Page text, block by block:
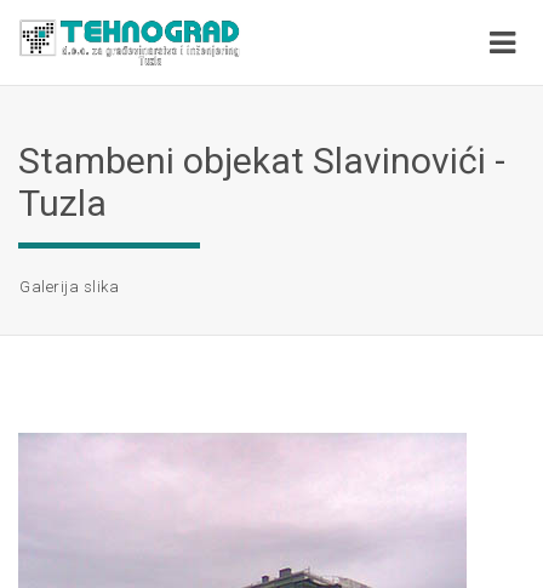
Stambeni objekat Slavinovići -
Tuzla
Galerija slika